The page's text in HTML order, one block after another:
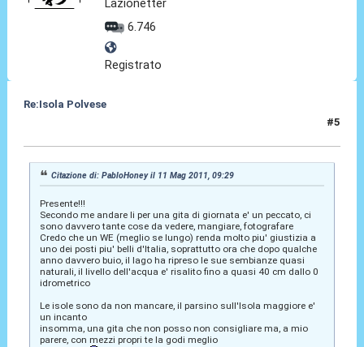
Lazionetter
6.746
Registrato
Re:Isola Polvese
#5
Citazione di: PabloHoney il 11 Mag 2011, 09:29
Presente!!!
Secondo me andare li per una gita di giornata e' un peccato, ci
sono davvero tante cose da vedere, mangiare, fotografare
Credo che un WE (meglio se lungo) renda molto piu' giustizia a
uno dei posti piu' belli d'Italia, soprattutto ora che dopo qualche
anno davvero buio, il lago ha ripreso le sue sembianze quasi
naturali, il livello dell'acqua e' risalito fino a quasi 40 cm dallo 0
idrometrico
Le isole sono da non mancare, il parsino sull'Isola maggiore e'
un incanto
insomma, una gita che non posso non consigliare ma, a mio
parere, con mezzi propri te la godi meglio